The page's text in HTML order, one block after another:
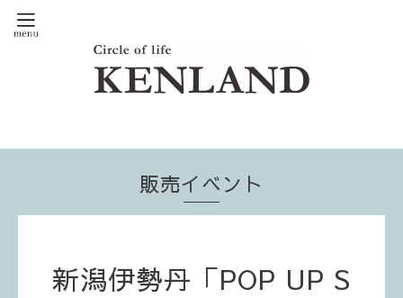
販売イベント
新潟伊勢丹「POP UP S